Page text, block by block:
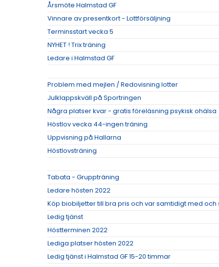
Årsmöte Halmstad GF
Vinnare av presentkort - Lottförsäljning
Terminsstart vecka 5
NYHET ! Trix träning
Ledare i Halmstad GF
Problem med mejlen / Redovisning lotter
Julklappskväll på Sportringen
Några platser kvar - gratis föreläsning psykisk ohälsa
Höstlov vecka 44-ingen träning
Uppvisning på Hallarna
Höstlovsträning
Tabata - Gruppträning
Ledare hösten 2022
Köp biobiljetter till bra pris och var samtidigt med och
Ledig tjänst
Höstterminen 2022
Lediga platser hösten 2022
Ledig tjänst i Halmstad GF 15-20 timmar